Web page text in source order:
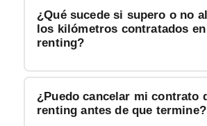
¿Qué sucede si supero o no
los kilómetros contratados
renting?
¿Puedo cancelar mi contrato
renting antes de que termine?